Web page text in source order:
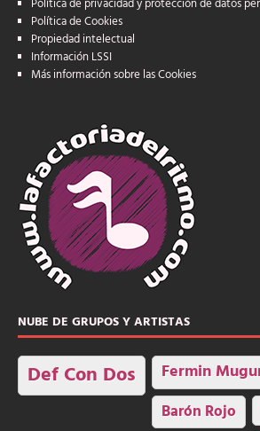
Política de privacidad y protección de datos
Política de Cookies
Propiedad intelectual
Información LSSI
Más información sobre las Cookies
NUBE DE GRUPOS Y ARTISTAS
Def Con Dos Fermin
Barón Rojo